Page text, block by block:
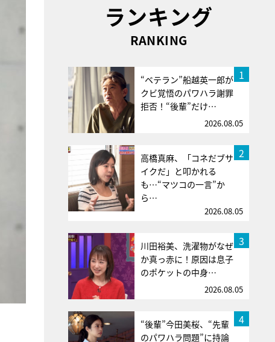
ランキング
RANKING
1
“ベテラン”船越英一郎が
クビ覚悟のパワハラ謝罪
拒否！“後輩”だけ…
2026.08.05
2
高橋真麻、「コネだブサ
イクだ」と叩かれる
も…“マツコの一言”か
ら…
2026.08.05
3
川田裕美、洗濯物がなぜ
か真っ赤に！原因は息子
のポケットの中身…
2026.08.05
4
“後輩”今田美桜、“先輩
のパワハラ問題”に持論